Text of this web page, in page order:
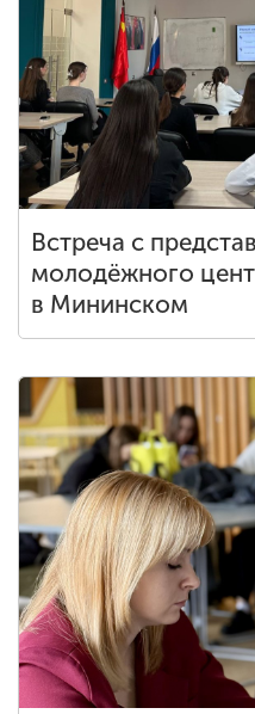
Встреча с
молодёжного
в Мининском